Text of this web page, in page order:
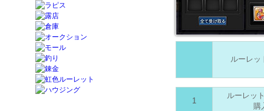
ルーレッ
1
ルーレッ
購